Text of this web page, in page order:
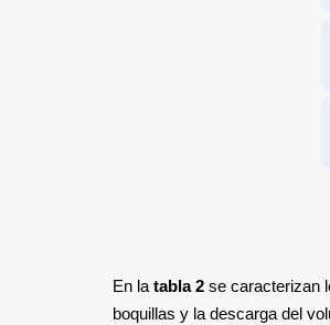
En latabla 2 se caracterizan
boquillas y la descarga del